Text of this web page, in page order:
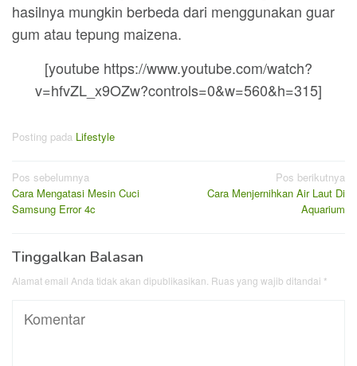
hasilnya mungkin berbeda dari menggunakan guar
gum atau tepung maizena.
[youtube https://www.youtube.com/watch?
v=hfvZL_x9OZw?controls=0&w=560&h=315]
Posting pada Lifestyle
Navigasi
pos
Pos sebelumnya
Cara Mengatasi Mesin Cuci
Samsung Error 4c
Pos berikutnya
Cara Menjernihkan Air Laut Di
Aquarium
Tinggalkan Balasan
Alamat email Anda tidak akan dipublikasikan. Ruas yang wajib ditandai *